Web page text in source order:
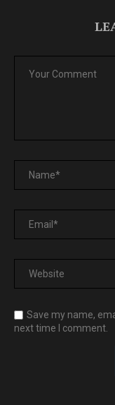
Save my name,
next time I comment.